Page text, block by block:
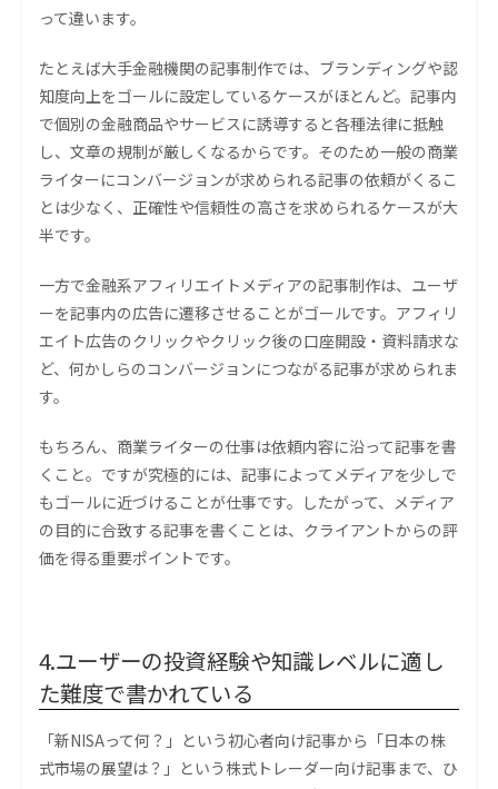
って違います。
たとえば大手金融機関の記事制作では、ブランディングや認
知度向上をゴールに設定しているケースがほとんど。記事内
で個別の金融商品やサービスに誘導すると各種法律に抵触
し、文章の規制が厳しくなるからです。そのため一般の商業
ライターにコンバージョンが求められる記事の依頼がくるこ
とは少なく、正確性や信頼性の高さを求められるケースが大
半です。
一方で金融系アフィリエイトメディアの記事制作は、ユーザ
ーを記事内の広告に遷移させることがゴールです。アフィリ
エイト広告のクリックやクリック後の口座開設・資料請求な
ど、何かしらのコンバージョンにつながる記事が求められま
す。
もちろん、商業ライターの仕事は依頼内容に沿って記事を書
くこと。ですが究極的には、記事によってメディアを少しで
もゴールに近づけることが仕事です。したがって、メディア
の目的に合致する記事を書くことは、クライアントからの評
価を得る重要ポイントです。
4.ユーザーの投資経験や知識レベルに適し
た難度で書かれている
「新NISAって何？」という初心者向け記事から「日本の株
式市場の展望は？」という株式トレーダー向け記事まで、ひ